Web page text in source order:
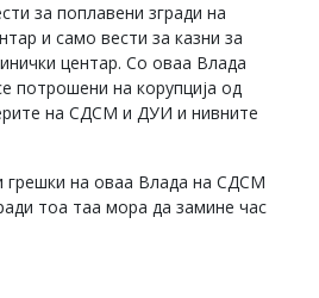
за поплавени згради на
и само вести за казни за
центар. Со оваа Влада
потрошени на корупција од
на СДСМ и ДУИ и нивните
грешки на оваа Влада на СДСМ
тоа таа мора да замине час